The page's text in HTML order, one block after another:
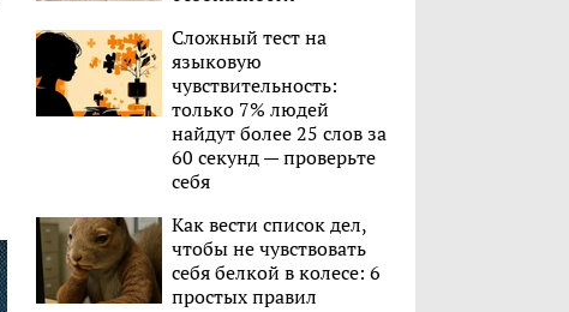
Сложный тест на
языковую
чувствительность:
только 7% людей
найдут более 25 слов за
60 секунд — проверьте
себя
Как вести список дел,
чтобы не чувствовать
себя белкой в колесе: 6
простых правил